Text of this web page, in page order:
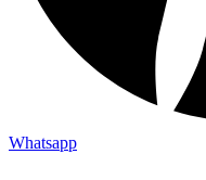
Whatsapp